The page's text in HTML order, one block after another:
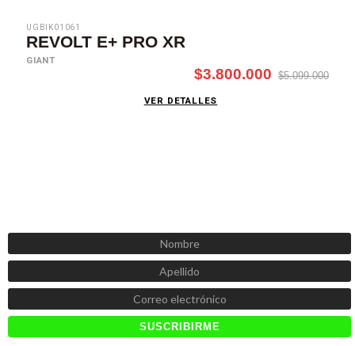
UGBIK01061
REVOLT E+ PRO XR
GIANT
$3.800.000 $5.099.000
VER DETALLES